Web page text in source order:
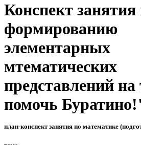
Конспект занятия
формированию
элементарных
мтематических
представлений
помочь
план-конспект занятия по математике